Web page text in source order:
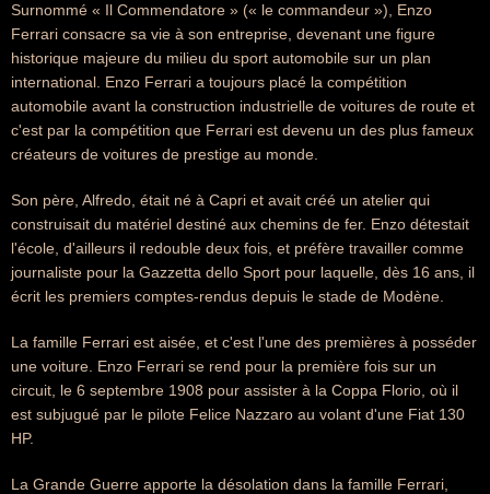
Surnommé « Il Commendatore » (« le commandeur »), Enzo
Ferrari consacre sa vie à son entreprise, devenant une figure
historique majeure du milieu du sport automobile sur un plan
international. Enzo Ferrari a toujours placé la compétition
automobile avant la construction industrielle de voitures de route et
c'est par la compétition que Ferrari est devenu un des plus fameux
créateurs de voitures de prestige au monde.
Son père, Alfredo, était né à Capri et avait créé un atelier qui
construisait du matériel destiné aux chemins de fer. Enzo détestait
l'école, d'ailleurs il redouble deux fois, et préfère travailler comme
journaliste pour la Gazzetta dello Sport pour laquelle, dès 16 ans, il
écrit les premiers comptes-rendus depuis le stade de Modène.
La famille Ferrari est aisée, et c'est l'une des premières à posséder
une voiture. Enzo Ferrari se rend pour la première fois sur un
circuit, le 6 septembre 1908 pour assister à la Coppa Florio, où il
est subjugué par le pilote Felice Nazzaro au volant d'une Fiat 130
HP.
La Grande Guerre apporte la désolation dans la famille Ferrari,